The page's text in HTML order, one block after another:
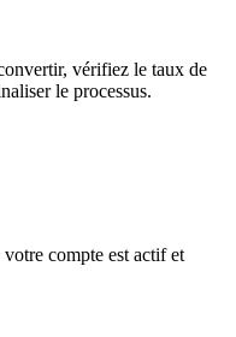
vérifiez le taux de
le processus.
compte est actif et